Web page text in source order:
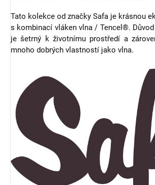
Tato kolekce od značky Safa je krásnou
s kombinací vláken vlna / Tencel®.
je šetrný k životnímu prostředí a
mnoho dobrých vlastností jako vlna.